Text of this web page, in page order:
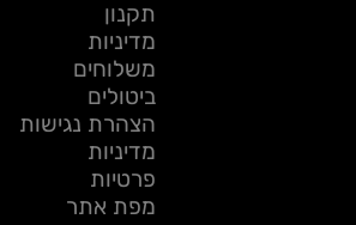
תקנון
מדיניות
משלוחים
ביטולים
הצהרת נגישות
מדיניות
פרטיות
מפת אתר